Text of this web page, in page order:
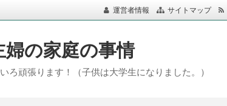
運営者情報 サイトマップ
の家庭の事情
頑張ります！（子供は大学生になりました。）